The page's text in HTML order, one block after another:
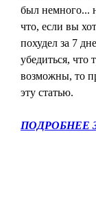
был немного...
что, если вы
похудел за 7
убедиться, что
возможны, то
эту статью.
ПОДРОБНЕЕ